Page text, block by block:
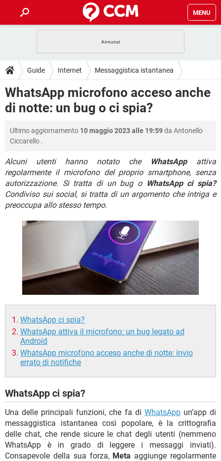
MENU
INTRATTENIMENTO ANDROID
iOS WINDOWS 10
INSTAGRAM WHATSAPP
HARDWARE
GUIDE
COVID-19
INTRATTENIMENTO ANDROID
WINDOWS 10
INSTAGRAM WHATSAPP
HARDWARE
DOWNLOAD
COVID-19 GAMING
iOS
INSTAGRAM WHATSAPP
TIKTOK FACEBOOK
HARDWARE
FORUM
COVID-19 GAMING
iOS WINDOWS 10
INSTAGRAM WHATSAPP
TIKTOK FACEBOOK
GLOSSARIO
COVID-19 GAMING
INTRATTENIMENTO ANDROID
iOS WINDOWS 10
INSTAGRAM
TIKTOK FACEBOOK
Guide Internet Messaggistica istantanea
WhatsApp
WhatsApp microfono acceso anche
di notte: un bug o ci spia?
Ultimo aggiornamento 10 maggio 2023 alle 19:59da Antonello
Ciccarello .
Alcuni utenti hanno notato che WhatsAppattiva
regolarmente il microfono del proprio smartphone, senza
autorizzazione. Si tratta di un bug o WhatsApp ci spia?
Condiviso sui social, si tratta di un argomento che intriga e
preoccupa allo stesso tempo.
WhatsApp ci spia?
WhatsApp attiva il microfono: un bug legato ad
Android
WhatsApp microfono acceso anche di notte: invio
errato di notifiche
WhatsApp ci spia?
Una delle principali funzioni, che fa di WhatsAppun’app di
messaggistica istantanea così popolare, è la crittografia
delle chat, che rende sicure le chat degli utenti (nemmeno
WhatsApp è in grado di leggere i messaggi inviati).
Consapevole della sua forza, Meta aggiunge regolarmente